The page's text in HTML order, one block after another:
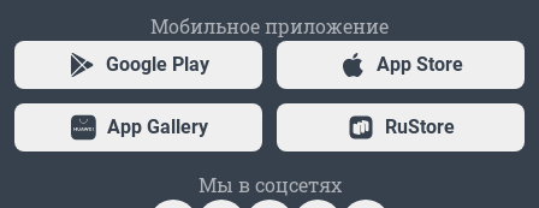
Мобильное приложение
Google Play App Store
App Gallery RuStore
Мы в соцсетях